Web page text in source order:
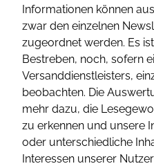
Informationen können
zwar den einzelnen
zugeordnet werden. Es
Bestreben, noch, sofern
Versanddienstleisters,
beobachten. Die
mehr dazu, die
zu erkennen und unsere
oder unterschiedliche
Interessen unserer